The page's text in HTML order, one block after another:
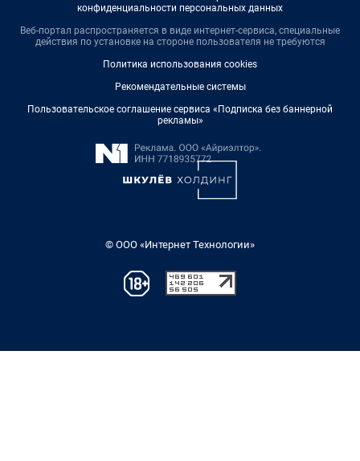
конфиденциальности персональных данных
Веб-портал распространяется в виде интернет-сервиса, специальные
действия по установке на стороне пользователя не требуются
Политика использования cookies
Рекомендательные системы
Пользовательское соглашение сервиса «Подписка без баннерной
рекламы»
© ООО «Интернет Технологии»